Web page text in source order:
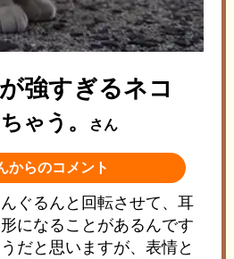
強すぎるネコ
ゃう。 さん
からのコメント
ぐるんと回転させて、耳
になることがあるんです
だと思いますが、表情と